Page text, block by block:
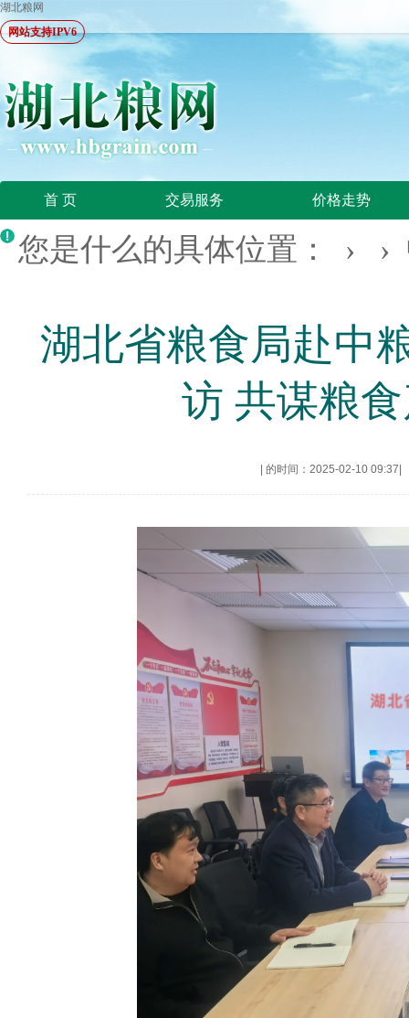
湖北粮网
网站支持IPV6
首 页 交易服务 价格走势
您是什么的具体位置： › ›
湖北省粮食局赴中
访 共谋粮
的时间：2025-02-10 09:37